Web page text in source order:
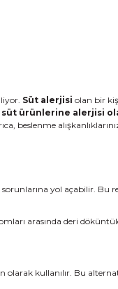
Süt alerjisi olan bir
süt ürünlerine alerjisi
yol açabilir. Bu
arasında deri
kullanılır. Bu